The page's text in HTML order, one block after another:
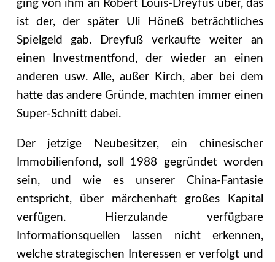
ging von ihm an Robert Louis-Dreyfus über, das
ist der, der später Uli Höneß beträchtliches
Spielgeld gab. Dreyfuß verkaufte weiter an
einen Investmentfond, der wieder an einen
anderen usw. Alle, außer Kirch, aber bei dem
hatte das andere Gründe, machten immer einen
Super-Schnitt dabei.
Der jetzige Neubesitzer, ein chinesischer
Immobilienfond, soll 1988 gegründet worden
sein, und wie es unserer China-Fantasie
entspricht, über märchenhaft großes Kapital
verfügen. Hierzulande verfügbare
Informationsquellen lassen nicht erkennen,
welche strategischen Interessen er verfolgt und